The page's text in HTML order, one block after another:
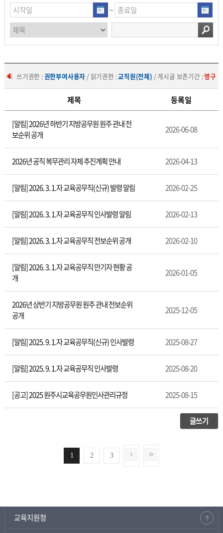
~
쓰기권한 :권한부여사용자 / 읽기권한 :교직원(전체) / 게시글 보존기간 :영구
령
제목 등록일
[알림] 2026년 하반기 지방공무원 원주 관내 전
보순위 공개
2026-06-08
2026년 공직 복무관리 자체 추진계획 안내 2026-04-13
[알림] 2026. 3. 1.자 교육공무직(신규) 발령 알림 2026-02-25
[알림] 2026. 3. 1.자 교육공무직 인사발령 알림 2026-02-13
[알림] 2026. 3. 1.자 교육공무직 전보순위 공개 2026-02-10
[알림] 2026. 3. 1.자 교육공무직 만기자 현황 공
개
2026-01-05
2026년 상반기 지방공무원 원주 관내 전보순위
공개
2025-12-05
[알림] 2025. 9. 1.자 교육공무직(신규) 인사발령 2025-08-27
[알림] 2025. 9. 1.자 교육공무직 인사발령 2025-08-20
[공고] 2025 원주시교육공무원인사관리규정 2025-08-15
글쓰기
1 2 3
교육지원청